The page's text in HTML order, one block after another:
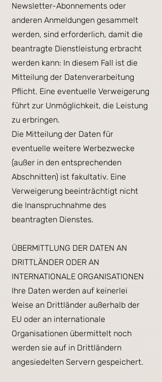
Newsletter-Abonnements oder
anderen Anmeldungen gesammelt
werden, sind erforderlich, damit die
beantragte Dienstleistung erbracht
werden kann: In diesem Fall ist die
Mitteilung der Datenverarbeitung
Pflicht. Eine eventuelle Verweigerung
führt zur Unmöglichkeit, die Leistung
zu erbringen.
Die Mitteilung der Daten für
eventuelle weitere Werbezwecke
(außer in den entsprechenden
Abschnitten) ist fakultativ. Eine
Verweigerung beeinträchtigt nicht
die Inanspruchnahme des
beantragten Dienstes.
ÜBERMITTLUNG DER DATEN AN
DRITTLÄNDER ODER AN
INTERNATIONALE ORGANISATIONEN
Ihre Daten werden auf keinerlei
Weise an Drittländer außerhalb der
EU oder an internationale
Organisationen übermittelt noch
werden sie auf in Drittländern
angesiedelten Servern gespeichert.